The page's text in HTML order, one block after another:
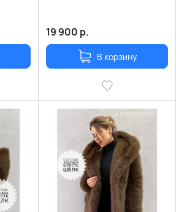
19 900 р.
В корзину